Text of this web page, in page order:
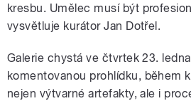
kresbu. Umělec musí být
vysvětluje kurátor Jan Dotřel.
Galerie chystá ve čtvrtek 23.
komentovanou prohlídku, během
nejen výtvarné artefakty, ale i